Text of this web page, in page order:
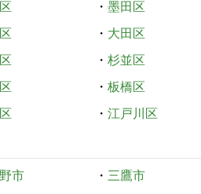
・ 墨田区
・ 大田区
・ 杉並区
・ 板橋区
・ 江戸川区
市 ・ 三鷹市